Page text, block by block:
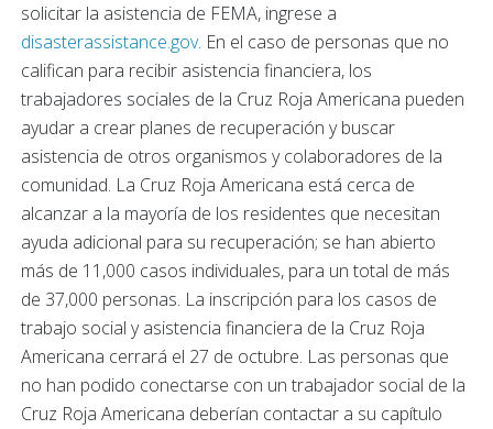
solicitar la asistencia de FEMA, ingrese a
disasterassistance.gov. En el caso de personas que no
califican para recibir asistencia financiera, los
trabajadores sociales de la Cruz Roja Americana pueden
ayudar a crear planes de recuperación y buscar
asistencia de otros organismos y colaboradores de la
comunidad. La Cruz Roja Americana está cerca de
alcanzar a la mayoría de los residentes que necesitan
ayuda adicional para su recuperación; se han abierto
más de 11,000 casos individuales, para un total de más
de 37,000 personas. La inscripción para los casos de
trabajo social y asistencia financiera de la Cruz Roja
Americana cerrará el 27 de octubre. Las personas que
no han podido conectarse con un trabajador social de la
Cruz Roja Americana deberían contactar a su capítulo